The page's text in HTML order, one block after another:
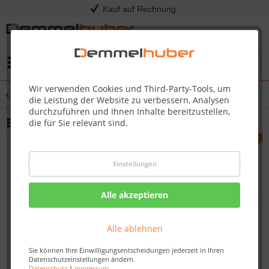
Kauf auf Rechnung
Wir verwenden Cookies und Third-Party-Tools, um
die Leistung der Website zu verbessern, Analysen
durchzuführen und Ihnen Inhalte bereitzustellen,
die für Sie relevant sind.
Einstellungen
Alle akzeptieren
Alle ablehnen
Sie können Ihre Einwilligungsentscheidungen jederzeit in Ihren
Datenschutzeinstellungen ändern.
Übersicht Alu-Unterkonstruktion
BIG Isostep 64x45x4000mm